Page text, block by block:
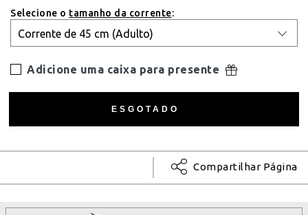
Selecione o tamanho da corrente:
Adicione uma caixa para presente
Compartilhar Página